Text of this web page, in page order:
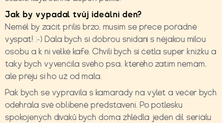
Jak by vypadal tvůj ideální den?
Neměl by začít příliš brzo, musím se přece pořádně
vyspat! :-) Dala bych si dobrou snídani s nějakou milou
osobu a k ní velké kafe. Chvíli bych si četla super knížku a
taky bych vyvenčila svého psa, kterého zatím nemám,
ale přeju si ho už od mala.
Pak bych se vypravila s kamarády na výlet a večer bych
odehrála své oblíbené představení. Po potlesku
spokojených diváků bych doma zhlédla jeden díl seriálu